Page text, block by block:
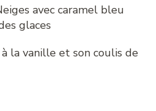
avec caramel bleu
glaces
la vanille et son coulis de